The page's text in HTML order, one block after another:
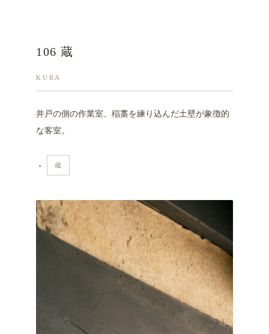
106 蔵
KURA
井戸の側の作業室、稲藁を練り込んだ土壁が象徴的
な客室。
蔵